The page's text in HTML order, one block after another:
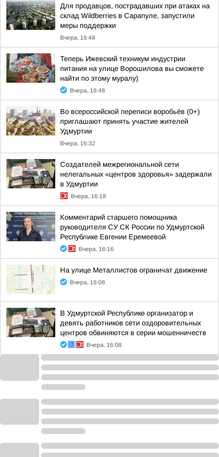
Для продавцов, пострадавших при атаках на
склад Wildberries в Сарапуле, запустили
меры поддержки
Вчера, 16:48
Теперь Ижевский техникум индустрии
питания на улице Ворошилова вы сможете
найти по этому муралу)
Вчера, 16:48
Во всероссийской переписи воробьёв (0+)
приглашают принять участие жителей
Удмуртии
Вчера, 16:32
Создателей межрегиональной сети
нелегальных «центров здоровья» задержали
в Удмуртии
Вчера, 16:18
Комментарий старшего помощника
руководителя СУ СК России по Удмуртской
Республике Евгении Еремеевой
Вчера, 16:16
На улице Металлистов ограничат движение
Вчера, 16:08
В Удмуртской Республике организатор и
девять работников сети оздоровительных
центров обвиняются в серии мошенничеств
Вчера, 16:08